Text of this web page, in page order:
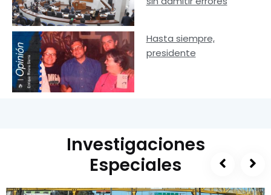
Hasta siempre,
presidente
Investigaciones
Especiales